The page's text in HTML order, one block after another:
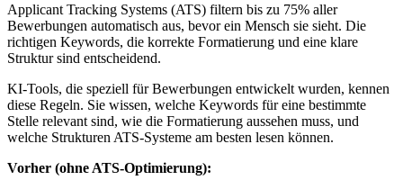
Applicant Tracking Systems (ATS) filtern bis zu 75% aller
Bewerbungen automatisch aus, bevor ein Mensch sie sieht. Die
richtigen Keywords, die korrekte Formatierung und eine klare
Struktur sind entscheidend.
KI-Tools, die speziell für Bewerbungen entwickelt wurden, kennen
diese Regeln. Sie wissen, welche Keywords für eine bestimmte
Stelle relevant sind, wie die Formatierung aussehen muss, und
welche Strukturen ATS-Systeme am besten lesen können.
Vorher (ohne ATS-Optimierung):